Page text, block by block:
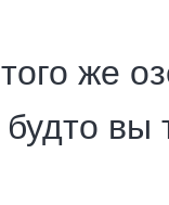
же
будто